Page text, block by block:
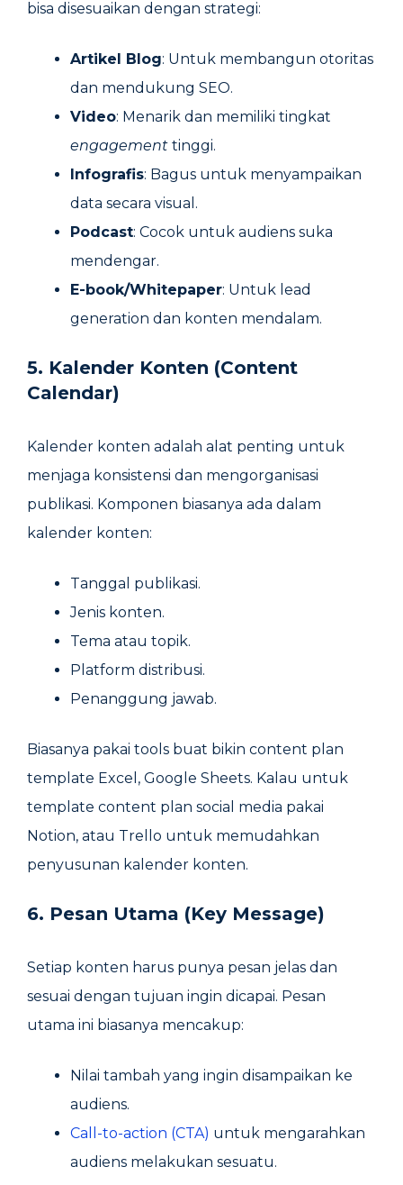
bisa disesuaikan dengan strategi:
Artikel Blog: Untuk membangun otoritas
dan mendukung SEO.
Video: Menarik dan memiliki tingkat
engagement tinggi.
Infografis: Bagus untuk menyampaikan
data secara visual.
Podcast: Cocok untuk audiens suka
mendengar.
E-book/Whitepaper: Untuk lead
generation dan konten mendalam.
5. Kalender Konten (Content
Calendar)
Kalender konten adalah alat penting untuk
menjaga konsistensi dan mengorganisasi
publikasi. Komponen biasanya ada dalam
kalender konten:
Tanggal publikasi.
Jenis konten.
Tema atau topik.
Platform distribusi.
Penanggung jawab.
Biasanya pakai tools buat bikin content plan
template Excel,​ Google Sheets. Kalau untuk
template content plan social media pakai
Notion, atau Trello untuk memudahkan
penyusunan kalender konten.
6. Pesan Utama (Key Message)
Setiap konten harus punya pesan jelas dan
sesuai dengan tujuan ingin dicapai. Pesan
utama ini biasanya mencakup:
Nilai tambah yang ingin disampaikan ke
audiens.
Call-to-action (CTA) untuk mengarahkan
audiens melakukan sesuatu.